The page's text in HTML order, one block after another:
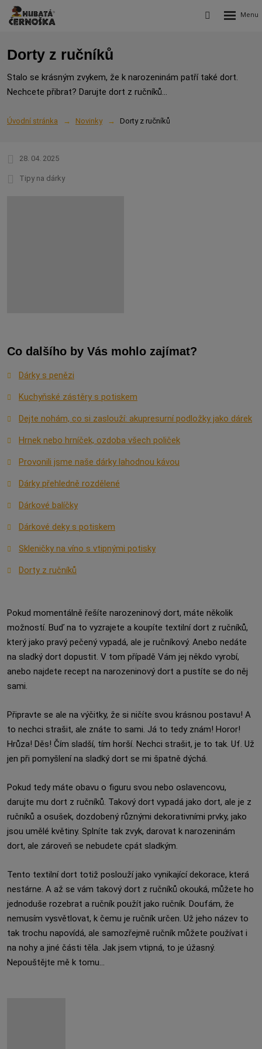
Vyhledávání
Rozbalení
Dorty z ručníků
Stalo se krásným zvykem, že k narozeninám patří také dort.
Nechcete přibrat? Darujte dort z ručníků...
Úvodní stránka Novinky Dorty z ručníků
28. 04. 2025
Tipy na dárky
Co dalšího by Vás mohlo zajímat?
Dárky s penězi
Kuchyňské zástěry s potiskem
Dejte nohám, co si zaslouží: akupresurní podložky jako dárek
Hrnek nebo hrníček, ozdoba všech poliček
Provonili jsme naše dárky lahodnou kávou
Dárky přehledně rozdělené
Dárkové balíčky
Dárkové deky s potiskem
Skleničky na víno s vtipnými potisky
Dorty z ručníků
Pokud momentálně řešíte narozeninový dort, máte několik
možností. Buď na to vyzrajete a koupíte textilní dort z ručníků,
který jako pravý pečený vypadá, ale je ručníkový. Anebo nedáte
na sladký dort dopustit. V tom případě Vám jej někdo vyrobí,
anebo najdete recept na narozeninový dort a pustíte se do něj
sami.
Připravte se ale na výčitky, že si ničíte svou krásnou postavu! A
to nechci strašit, ale znáte to sami. Já to tedy znám! Horor!
Hrůza! Děs! Čím sladší, tím horší. Nechci strašit, je to tak. Uf. Už
jen při pomyšlení na sladký dort se mi špatně dýchá.
Pokud tedy máte obavu o figuru svou nebo oslavencovu,
darujte mu dort z ručníků. Takový dort vypadá jako dort, ale je z
ručníků a osušek, dozdobený různými dekorativními prvky, jako
jsou umělé květiny. Splníte tak zvyk, darovat k narozeninám
dort, ale zároveň se nebudete cpát sladkým.
Tento textilní dort totiž poslouží jako vynikající dekorace, která
nestárne. A až se vám takový dort z ručníků okouká, můžete ho
jednoduše rozebrat a ručník použít jako ručník. Doufám, že
nemusím vysvětlovat, k čemu je ručník určen. Už jeho název to
tak trochu napovídá, ale samozřejmě ručník můžete používat i
na nohy a jiné části těla. Jak jsem vtipná, to je úžasný.
Nepouštějte mě k tomu...